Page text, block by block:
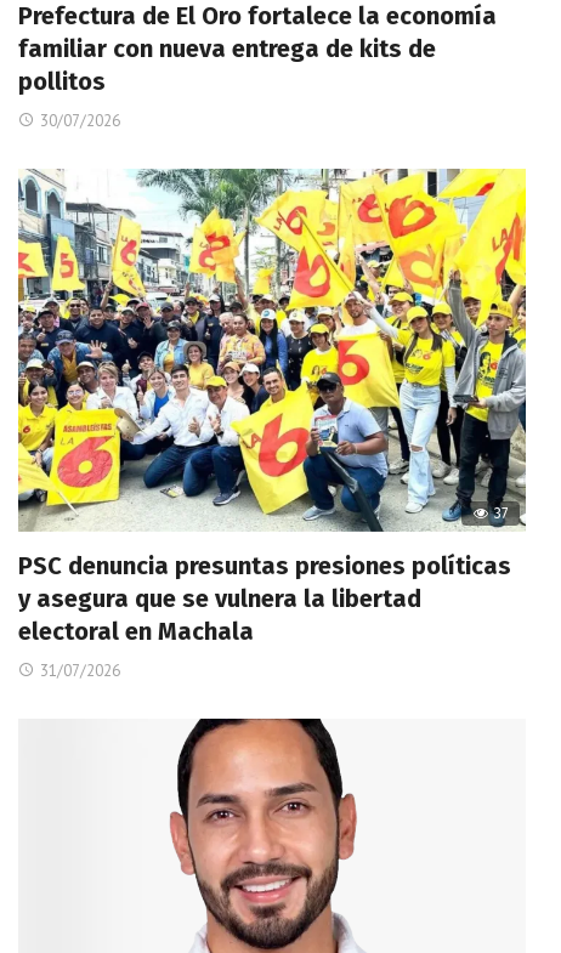
Prefectura de El Oro fortalece la economía
familiar con nueva entrega de kits de
pollitos
30/07/2026
37
PSC denuncia presuntas presiones políticas
y asegura que se vulnera la libertad
electoral en Machala
31/07/2026